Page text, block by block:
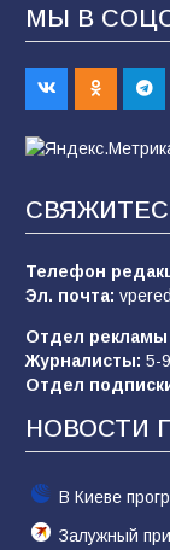
«Слухами
заявления
отчаяние, а
83
Батайчане
конкурса
62
Командовал
61
МЫ В
Телефон
Эл. почта:
Отдел
Журналисты: 5-
Отдел
НОВОСТИ
В Киеве
Залужный